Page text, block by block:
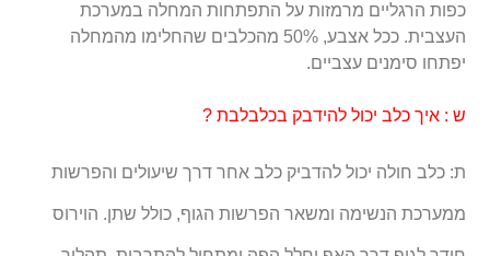
כפות הרגליים מרמזות על התפתחות המחלה במערכת
העצבית. ככל אצבע, 50% מהכלבים שהחלימו מהמחלה
יפתחו סימנים עצביים.
ש : איך כלב יכול להידבק בכלבלבת ?
ת: כלב חולה יכול להדביק כלב אחר דרך שיעולים והפרשות
ממערכת הנשימה ומשאר הפרשות הגוף, כולל שתן. הוירוס